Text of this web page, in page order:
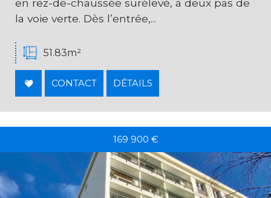
en rez-de-chaussée surélevé, à deux pas de
la voie verte. Dès l’entrée,...
51.83m²
CONTACT DÉTAILS
169 900 €